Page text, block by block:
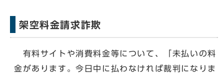
架空料金請求詐欺
有料サイトや消費料金等について、「未払いの料
金があります。今日中に払わなければ裁判になりま